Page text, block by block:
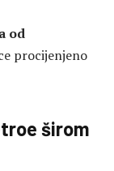
od
procijenjeno
širom